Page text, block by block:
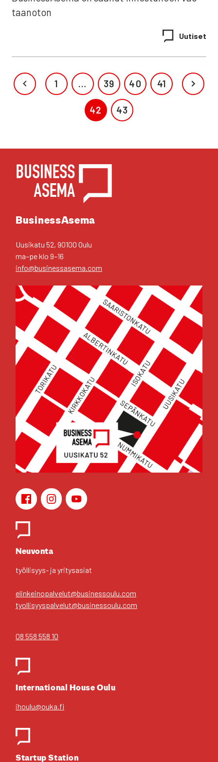
taan­o­ton
Uuti­set
1 … 39 40 41
42 43
YHTEYS­TIE­DOT
Business­Asema
Uusi­ka­tu 52, 90100 Oulu
ma–pe klo 9–16
info@businessasema.com
Face­bookIns­ta­gramYou­Tu­be
Neu­von­ta
työl­li­syys- ja yri­tys­asiat
elinkeinopalvelut@businessoulu.com
tyollisyyspalvelut@businessoulu.com
08 558 558 10
Inter­na­tio­nal House Oulu
ihoulu@ouka.fi
Star­tup Sta­tion